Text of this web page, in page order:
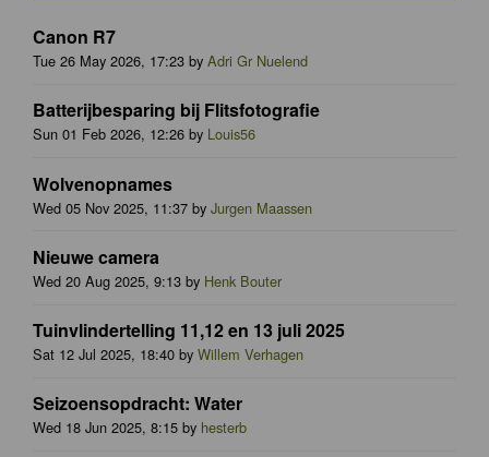
Canon R7
Tue 26 May 2026, 17:23 by Adri Gr Nuelend
Batterijbesparing bij Flitsfotografie
Sun 01 Feb 2026, 12:26 by Louis56
Wolvenopnames
Wed 05 Nov 2025, 11:37 by Jurgen Maassen
Nieuwe camera
Wed 20 Aug 2025, 9:13 by Henk Bouter
Tuinvlindertelling 11,12 en 13 juli 2025
Sat 12 Jul 2025, 18:40 by Willem Verhagen
Seizoensopdracht: Water
Wed 18 Jun 2025, 8:15 by hesterb